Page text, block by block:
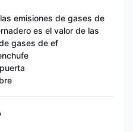
emisiones de gases de
es el valor de las
gases de ef